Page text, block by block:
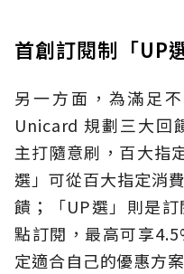
首創訂閱制「UP
另一方面，為滿足
Unicard 規劃三大回
主打隨意刷，百大指
選」可從百大指定消
饋；「UP選」則是
點訂閱，最高可享
定適合自己的優惠方案